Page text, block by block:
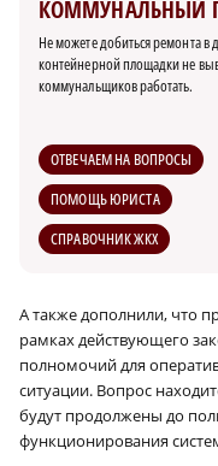
КОММУНАЛЬНЫЙ
Не можете добиться ремонта в
контейнерной площадки не
коммунальщиков работать.
ОТВЕЧАЕМ НА ВОПРОСЫ
ПОМОЩЬ ЮРИСТА
СПРАВОЧНИК ЖКХ
А также дополнили, что
рамках действующего
полномочий для
ситуации. Вопрос
будут продолжены до
функционирования